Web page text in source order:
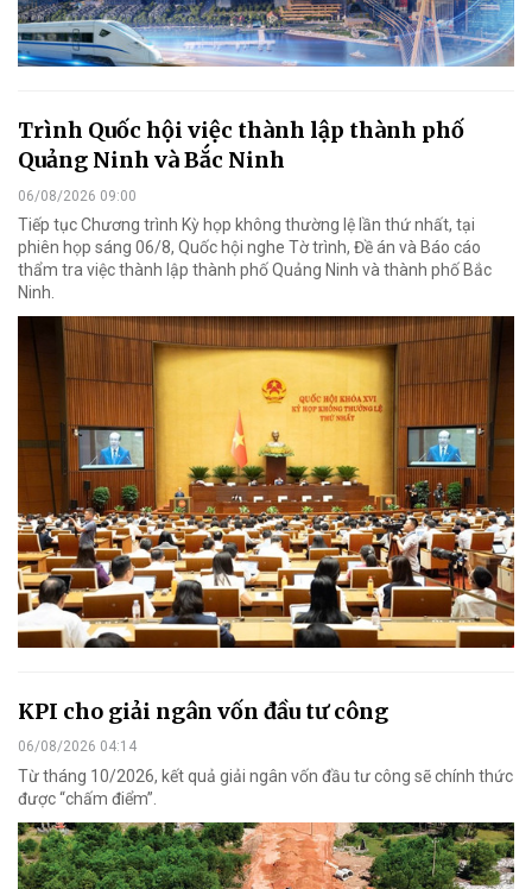
Trình Quốc hội việc thành lập thành phố
Quảng Ninh và Bắc Ninh
06/08/2026 09:00
Tiếp tục Chương trình Kỳ họp không thường lệ lần thứ nhất, tại
phiên họp sáng 06/8, Quốc hội nghe Tờ trình, Đề án và Báo cáo
thẩm tra việc thành lập thành phố Quảng Ninh và thành phố Bắc
Ninh.
KPI cho giải ngân vốn đầu tư công
06/08/2026 04:14
Từ tháng 10/2026, kết quả giải ngân vốn đầu tư công sẽ chính thức
được “chấm điểm”.